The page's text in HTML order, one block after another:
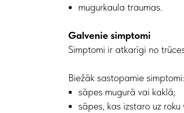
mugurkaula traumas.
Galvenie simptomi
Simptomi ir atkarīgi no
Biežāk sastopamie simptomi:
sāpes mugurā vai kaklā;
sāpes, kas izstaro uz roku